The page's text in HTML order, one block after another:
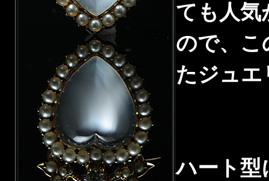
ても人気
ので、こ
たジュエ
ハート型